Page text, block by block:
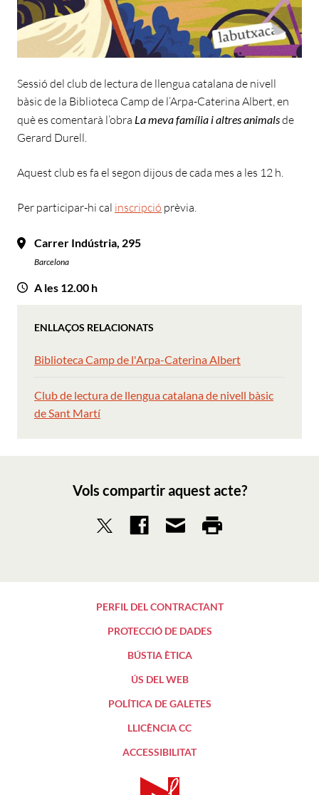
Sessió del club de lectura de llengua catalana de nivell
bàsic de la Biblioteca Camp de l’Arpa-Caterina Albert, en
què es comentarà l’obra La meva família i altres animalsde
Gerard Durell.
Aquest club es fa el segon dijous de cada mes a les 12 h.
Per participar-hi cal inscripció prèvia.
Carrer Indústria, 295
Barcelona
A les 12.00 h
ENLLAÇOS RELACIONATS
Biblioteca Camp de l'Arpa-Caterina Albert
Club de lectura de llengua catalana de nivell bàsic
de Sant Martí
Vols compartir aquest acte?
PERFIL DEL CONTRACTANT
PROTECCIÓ DE DADES
BÚSTIA ÈTICA
ÚS DEL WEB
POLÍTICA DE GALETES
LLICÈNCIA CC
ACCESSIBILITAT